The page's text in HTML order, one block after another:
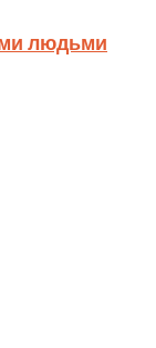
людьми